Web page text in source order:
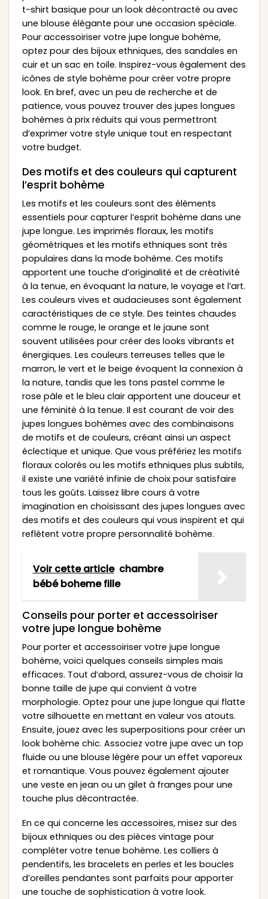
t-shirt basique pour un look décontracté ou avec
une blouse élégante pour une occasion spéciale.
Pour accessoiriser votre jupe longue bohème,
optez pour des bijoux ethniques, des sandales en
cuir et un sac en toile. Inspirez-vous également des
icônes de style bohème pour créer votre propre
look. En bref, avec un peu de recherche et de
patience, vous pouvez trouver des jupes longues
bohèmes à prix réduits qui vous permettront
d’exprimer votre style unique tout en respectant
votre budget.
Des motifs et des couleurs qui capturent
l’esprit bohème
Les motifs et les couleurs sont des éléments
essentiels pour capturer l’esprit bohème dans une
jupe longue. Les imprimés floraux, les motifs
géométriques et les motifs ethniques sont très
populaires dans la mode bohème. Ces motifs
apportent une touche d’originalité et de créativité
à la tenue, en évoquant la nature, le voyage et l’art.
Les couleurs vives et audacieuses sont également
caractéristiques de ce style. Des teintes chaudes
comme le rouge, le orange et le jaune sont
souvent utilisées pour créer des looks vibrants et
énergiques. Les couleurs terreuses telles que le
marron, le vert et le beige évoquent la connexion à
la nature, tandis que les tons pastel comme le
rose pâle et le bleu clair apportent une douceur et
une féminité à la tenue. Il est courant de voir des
jupes longues bohèmes avec des combinaisons
de motifs et de couleurs, créant ainsi un aspect
éclectique et unique. Que vous préfériez les motifs
floraux colorés ou les motifs ethniques plus subtils,
il existe une variété infinie de choix pour satisfaire
tous les goûts. Laissez libre cours à votre
imagination en choisissant des jupes longues avec
des motifs et des couleurs qui vous inspirent et qui
reflètent votre propre personnalité bohème.
Voir cette article chambre
bébé boheme fille
Conseils pour porter et accessoiriser
votre jupe longue bohème
Pour porter et accessoiriser votre jupe longue
bohème, voici quelques conseils simples mais
efficaces. Tout d’abord, assurez-vous de choisir la
bonne taille de jupe qui convient à votre
morphologie. Optez pour une jupe longue qui flatte
votre silhouette en mettant en valeur vos atouts.
Ensuite, jouez avec les superpositions pour créer un
look bohème chic. Associez votre jupe avec un top
fluide ou une blouse légère pour un effet vaporeux
et romantique. Vous pouvez également ajouter
une veste en jean ou un gilet à franges pour une
touche plus décontractée.
En ce qui concerne les accessoires, misez sur des
bijoux ethniques ou des pièces vintage pour
compléter votre tenue bohème. Les colliers à
pendentifs, les bracelets en perles et les boucles
d’oreilles pendantes sont parfaits pour apporter
une touche de sophistication à votre look.